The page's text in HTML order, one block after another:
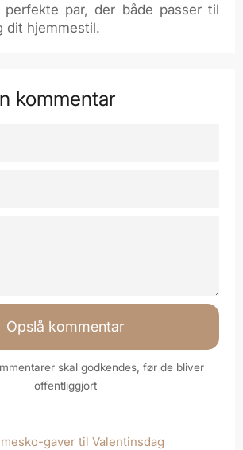
par, der både passer til
dit hjemmestil.
kommentar
skal godkendes, før de bliver
offentliggjort
gaver til Valentinsdag